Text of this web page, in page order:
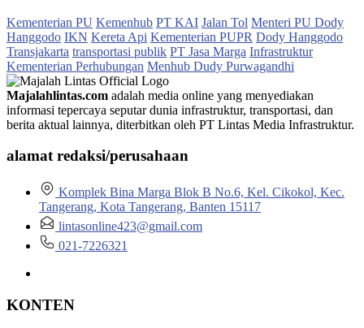
Kementerian PU Kemenhub PT KAI Jalan Tol Menteri PU Dody
Hanggodo IKN Kereta Api Kementerian PUPR Dody Hanggodo
Transjakarta transportasi publik PT Jasa Marga Infrastruktur
Kementerian Perhubungan Menhub Dudy Purwagandhi
Majalahlintas.com adalah media online yang menyediakan
informasi tepercaya seputar dunia infrastruktur, transportasi, dan
berita aktual lainnya, diterbitkan oleh PT Lintas Media Infrastruktur.
alamat redaksi/perusahaan
Komplek Bina Marga Blok B No.6, Kel. Cikokol, Kec.
Tangerang, Kota Tangerang, Banten 15117
lintasonline423@gmail.com
021-7226321
KONTEN